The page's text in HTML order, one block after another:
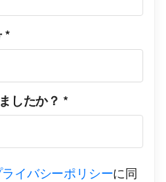
*
したか？ *
イバシーポリシーに同